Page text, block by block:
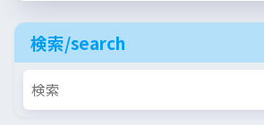
検索/search